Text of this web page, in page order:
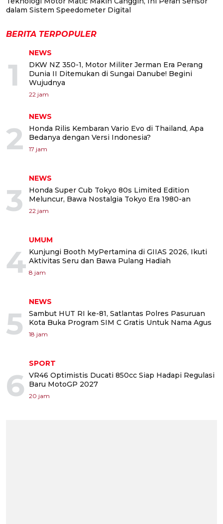
dalam Sistem Speedometer Digital
BERITA TERPOPULER
1
NEWS
DKW NZ 350-1, Motor Militer Jerman Era Perang
Dunia II Ditemukan di Sungai Danube! Begini
Wujudnya
22 jam
2
NEWS
Honda Rilis Kembaran Vario Evo di Thailand, Apa
Bedanya dengan Versi Indonesia?
17 jam
3
NEWS
Honda Super Cub Tokyo 80s Limited Edition
Meluncur, Bawa Nostalgia Tokyo Era 1980-an
22 jam
4
UMUM
Kunjungi Booth MyPertamina di GIIAS 2026, Ikuti
Aktivitas Seru dan Bawa Pulang Hadiah
8 jam
5
NEWS
Sambut HUT RI ke-81, Satlantas Polres Pasuruan
Kota Buka Program SIM C Gratis Untuk Nama Agus
18 jam
6
SPORT
VR46 Optimistis Ducati 850cc Siap Hadapi Regulasi
Baru MotoGP 2027
20 jam